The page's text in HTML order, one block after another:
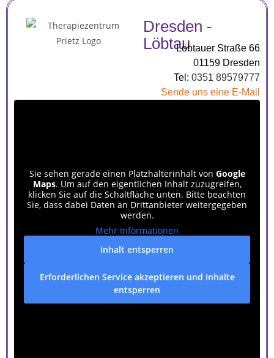
Dresden -
LöbtauLöbtauer Straße 66
01159 Dresden
Tel: 0351 89579777
Sende uns eine E-Mail
Sie sehen gerade einen Platzhalterinhalt von Google
Maps. Um auf den eigentlichen Inhalt zuzugreifen,
klicken Sie auf die Schaltfläche unten. Bitte beachten
Sie, dass dabei Daten an Drittanbieter weitergegeben
werden.
Mehr Informationen
Inhalt entsperren
Erforderlichen Service akzeptieren und Inhalte
entsperren